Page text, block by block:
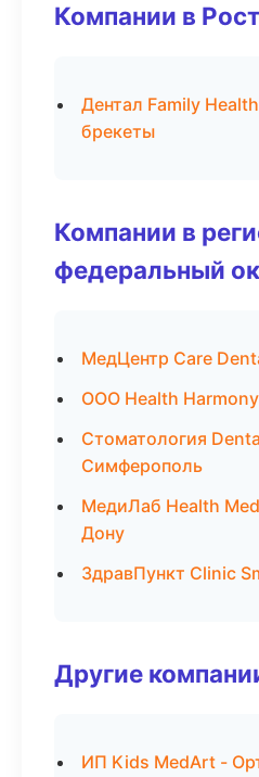
Компании в
Дентал Family
брекеты
Компании в
федеральный
МедЦентр Care
ООО Health
Стоматология
Симферополь
МедиЛаб Health
Дону
ЗдравПункт Clinic
Другие
ИП Kids MedArt -